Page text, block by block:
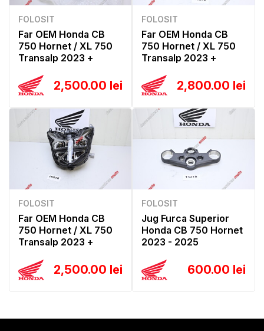
FOLOSIT
Far OEM Honda CB
750 Hornet / XL 750
Transalp 2023 +
2,500.00 lei
FOLOSIT
Far OEM Honda CB
750 Hornet / XL 750
Transalp 2023 +
2,800.00 lei
FOLOSIT
Far OEM Honda CB
750 Hornet / XL 750
Transalp 2023 +
2,500.00 lei
FOLOSIT
Jug Furca Superior
Honda CB 750 Hornet
2023 - 2025
600.00 lei